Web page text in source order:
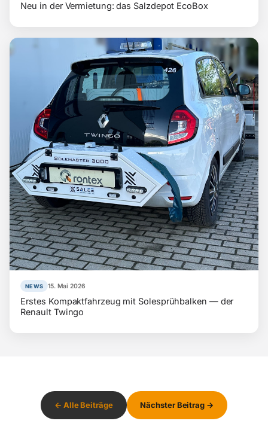
Neu in der Vermietung: das Salzdepot EcoBox
NEWS 15. Mai 2026
Erstes Kompaktfahrzeug mit Solesprühbalken — der
Renault Twingo
← Alle Beiträge Nächster Beitrag →